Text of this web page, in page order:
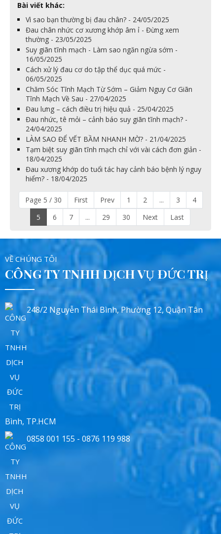
Bài viết khác:
Vì sao bạn thường bị đau chân? - 24/05/2025
Đau chân nhức cơ xương khớp âm ỉ - Đừng xem
thường - 23/05/2025
Suy giãn tĩnh mạch - Làm sao ngăn ngừa sớm -
16/05/2025
Cách xử lý đau cơ do tập thể dục quá mức -
06/05/2025
Chăm Sóc Tĩnh Mạch Từ Sớm – Giảm Nguy Cơ Giãn
Tĩnh Mạch Về Sau - 27/04/2025
Đau lưng – cách điều trị hiệu quả - 25/04/2025
Đau nhức, tê mỏi – cảnh báo suy giãn tĩnh mạch? -
24/04/2025
LÀM SAO ĐỂ VẾT BẦM NHANH MỜ? - 21/04/2025
Tạm biệt suy giãn tĩnh mạch chỉ với vài cách đơn giản -
18/04/2025
Đau xương khớp do tuổi tác hay cảnh báo bệnh lý nguy
hiểm? - 18/04/2025
Page 5 / 30 First Prev 1 2 ... 3
4
5
6 7 ... 29 30 Next Last
VỀ CHÚNG TÔI
CÔNG TY TNHH DỊCH VỤ ĐỨC TRỊ
248/2 Nguyễn Thái Bình, Phường 12, Quận Tân
Bình, TP.HCM
0858 001 155 - 0876 119 988